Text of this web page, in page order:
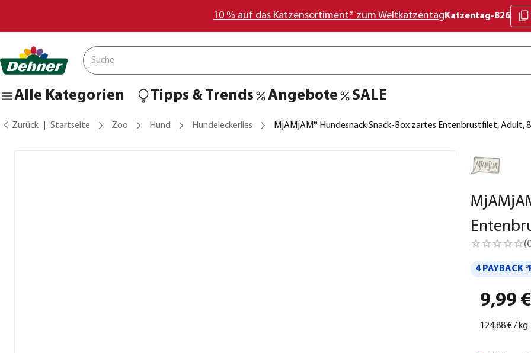
10 % auf das Katzensortiment* zum Weltkatzentag Katzentag-826
Alle Kategorien Tipps & Trends Angebote SALE
Zurück Startseite Zoo Hund Hundeleckerlies MjAMjAM® Hundesnack Snack-Box zartes Entenbrustfilet, Adult,
(
4 PAYBACK
9,99 €
124,88 €/ kg